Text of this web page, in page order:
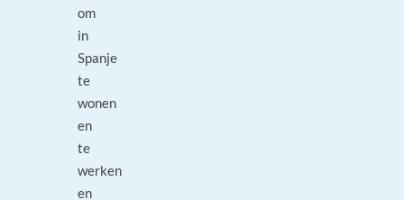
om
in
Spanje
te
wonen
en
te
werken
en